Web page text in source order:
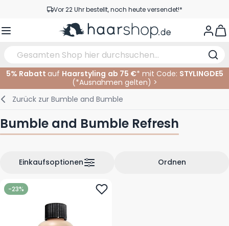
Zum Inhalt springenVor 22 Uhr bestellt, noch heute versendet!*
Versandkostenfrei ab 39 €
Haarpflege
Haarfarbe
Gesichtspflege
Bräunungsprodukte
Augenpflege
Augenbrauen
Lippen
Zubehör
Nagelprodukte
Haarprodukte
Bartpflege
Elektrisch
Schneidzubehör
Im Salon
Haarfarbe
Dauernwelle
5% Rabatt auf Haarstyling ab 75 €* mit Code: STYLINGDE5
(*Ausnahmen gelten) >
Zurück zur Bumble and Bumble
Bumble and Bumble Refresh
Ordnen
Einkaufsoptionen
-23%